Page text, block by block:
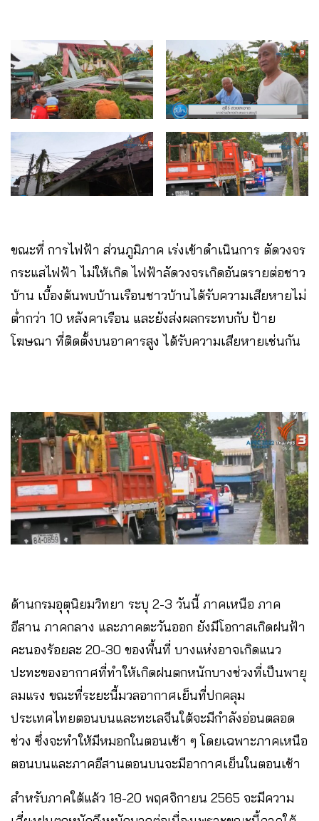
ขณะที่ การไฟฟ้า ส่วนภูมิภาค เร่งเข้าดำเนินการ ตัดวงจร
กระแสไฟฟ้า ไม่ให้เกิด ไฟฟ้าลัดวงจรเกิดอันตรายต่อชาว
บ้าน เบื้องต้นพบบ้านเรือนชาวบ้านได้รับความเสียหายไม่
ต่ำกว่า 10 หลังคาเรือน และยังส่งผลกระทบกับ ป้าย
โฆษณา ที่ติดตั้งบนอาคารสูง ได้รับความเสียหายเช่นกัน
ด้านกรมอุตุนิยมวิทยา ระบุ 2-3 วันนี้ ภาคเหนือ ภาค
อีสาน ภาคกลาง และภาคตะวันออก ยังมีโอกาสเกิดฝนฟ้า
คะนองร้อยละ 20-30 ของพื้นที่ บางแห่งอาจเกิดแนว
ปะทะของอากาศที่ทำให้เกิดฝนตกหนักบางช่วงที่เป็นพายุ
ลมแรง ขณะที่ระยะนี้มวลอากาศเย็นที่ปกคลุม
ประเทศไทยตอนบนและทะเลจีนใต้จะมีกำลังอ่อนตลอด
ช่วง ซึ่งจะทำให้มีหมอกในตอนเช้า ๆ โดยเฉพาะภาคเหนือ
ตอนบนและภาคอีสานตอนบนจะมีอากาศเย็นในตอนเช้า
สำหรับภาคใต้แล้ว 18-20 พฤศจิกายน 2565 จะมีความ